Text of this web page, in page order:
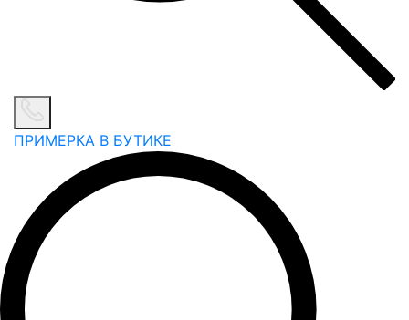
ПРИМЕРКА В БУТИКЕ